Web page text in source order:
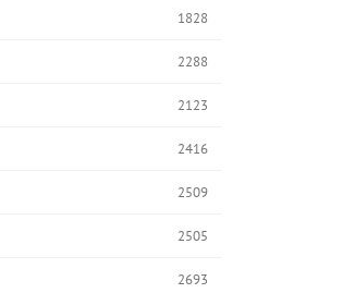
1828
2288
2123
2416
2509
2505
2693